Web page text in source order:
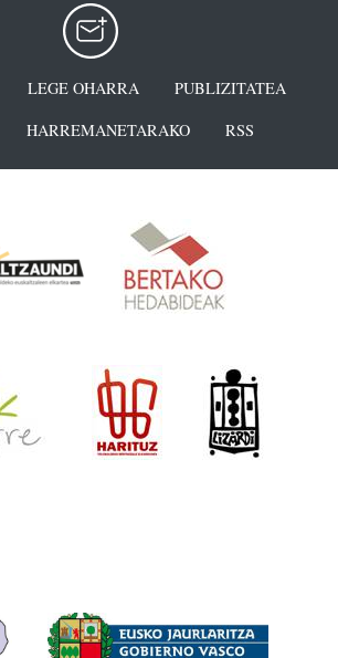
LEGE OHARRA
PUBLIZITATEA
HARREMANETARAKO RSS